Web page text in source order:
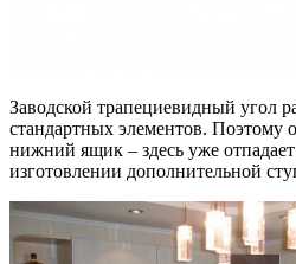
Заводской трапециевидный угол
стандартных элементов. Поэтому
нижний ящик – здесь уже
изготовлении дополнительной